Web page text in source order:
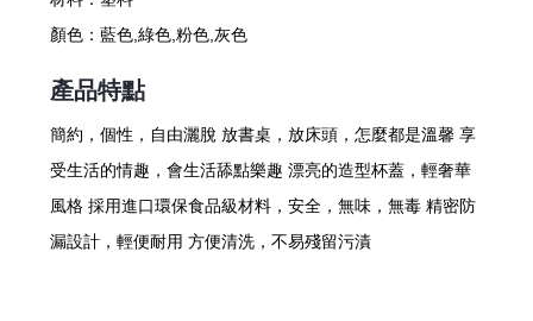
顏色： 藍色,綠色,粉色,灰色
產品特點
簡約，個性，自由灑脫 放書桌，放床頭，怎麼都是溫馨 享
受生活的情趣，會生活舔點樂趣 漂亮的造型杯蓋，輕奢華
風格 採用進口環保食品級材料，安全，無味，無毒 精密防
漏設計，輕便耐用 方便清洗，不易殘留污漬